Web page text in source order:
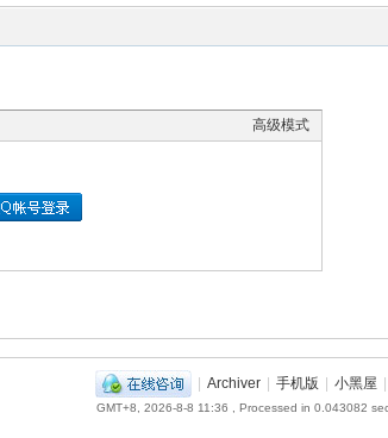
高级模式
| Archiver | 手机版 | 小黑屋 |
GMT+8, 2026-8-8 11:36 , Processed in 0.043082